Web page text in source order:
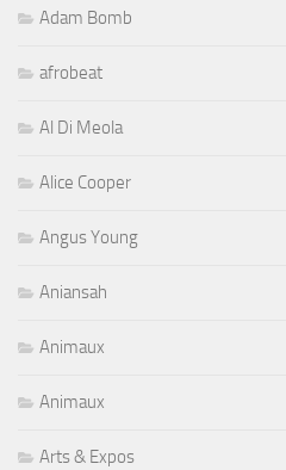
Adam Bomb
afrobeat
Al Di Meola
Alice Cooper
Angus Young
Aniansah
Animaux
Animaux
Arts & Expos